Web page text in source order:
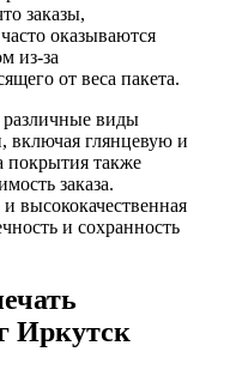
заказы,
оказываются
из-за
от веса пакета.
виды
включая глянцевую и
покрытия также
заказа.
высококачественная
и сохранность
Иркутск